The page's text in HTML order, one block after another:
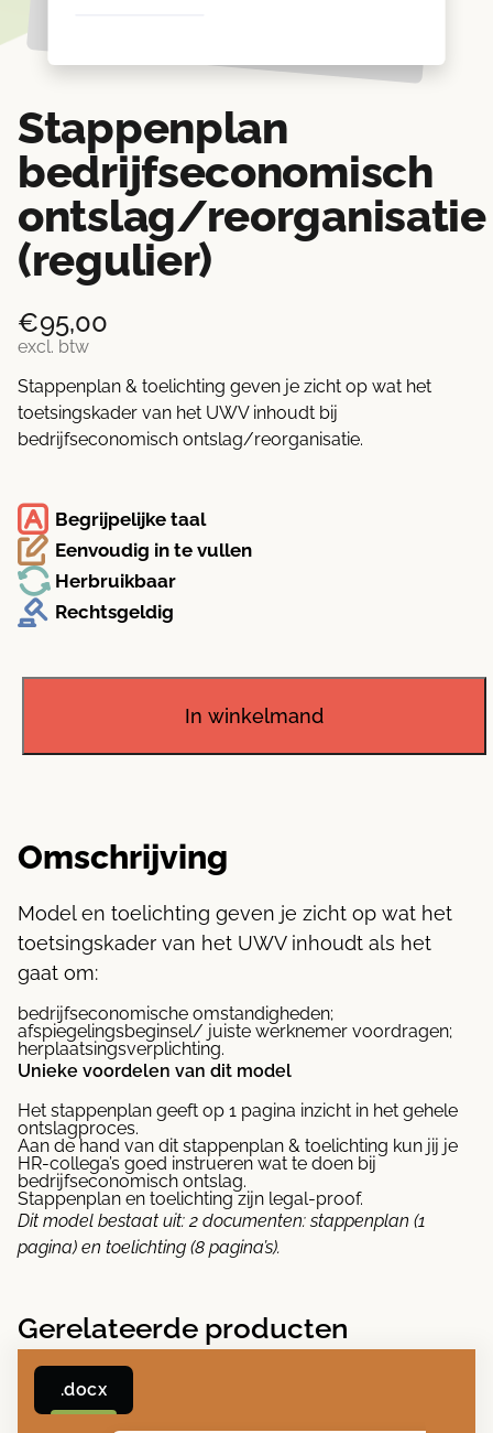
€95,00
excl. btw
Stappenplan
bedrijfseconomisch
ontslag/reorganisatie
(regulier)
Stappenplan & toelichting geven je zicht op wat het
toetsingskader van het UWV inhoudt bij
bedrijfseconomisch ontslag/reorganisatie.
Begrijpelijke taal
Eenvoudig in te vullen
Herbruikbaar
Rechtsgeldig
Stappenplan
ontslag/reorganisatieIn winkelmand
Omschrijving
Model en toelichting geven je zicht op wat het
toetsingskader van het UWV inhoudt als het
gaat om:
bedrijfseconomische omstandigheden;
afspiegelingsbeginsel/ juiste werknemer voordragen;
herplaatsingsverplichting.
Unieke voordelen van dit model
Het stappenplan geeft op 1 pagina inzicht in het gehele
ontslagproces.
Aan de hand van dit stappenplan & toelichting kun jij je
HR-collega’s goed instrueren wat te doen bij
bedrijfseconomisch ontslag.
Stappenplan en toelichting zijn legal-proof.
Dit model bestaat uit: 2 documenten: stappenplan (1
pagina) en toelichting (8 pagina’s).
Gerelateerde producten
.docx